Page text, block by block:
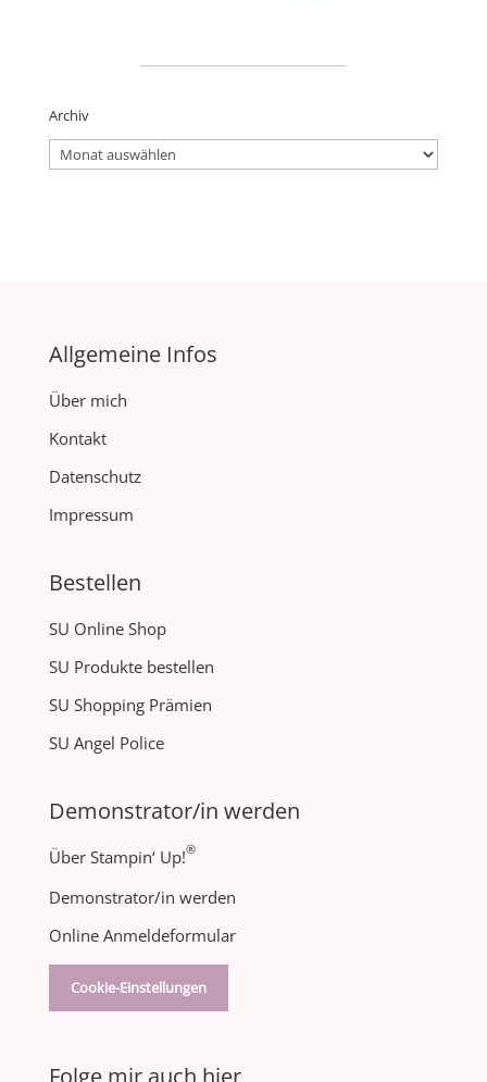
Archiv
Archiv
Allgemeine Infos
Über mich
Kontakt
Datenschutz
Impressum
Bestellen
SU Online Shop
SU Produkte bestellen
SU Shopping Prämien
SU Angel Police
Demonstrator/in werden
Über Stampin‘ Up!®
Demonstrator/in werden
Online Anmeldeformular
Cookie-Einstellungen
Folge mir auch hier